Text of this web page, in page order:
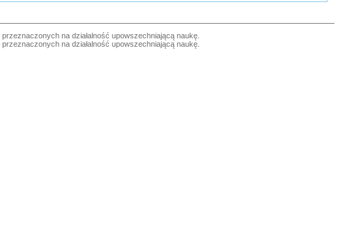
przeznaczonych na działalność upowszechniającą naukę.
przeznaczonych na działalność upowszechniającą naukę.